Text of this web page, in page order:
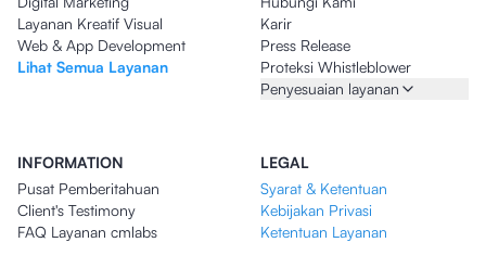
Layanan Kreatif Visual
Web & App Development
Lihat Semua Layanan
Karir
Press Release
Proteksi Whistleblower
Penyesuaian layanan
INFORMATION
Pusat Pemberitahuan
Client's Testimony
FAQ Layanan cmlabs
LEGAL
Syarat & Ketentuan
Kebijakan Privasi
Ketentuan Layanan